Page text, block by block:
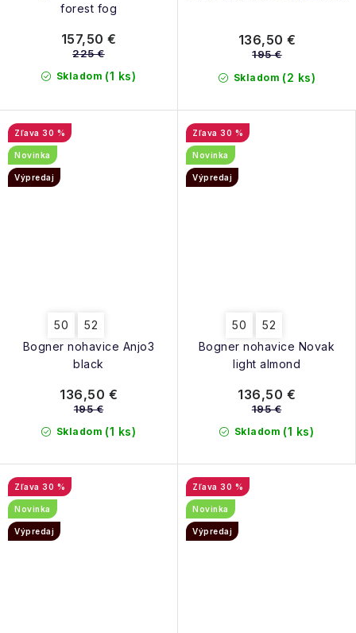
forest fog
Skladom (1 ks)
157,50 €
225 €
Skladom (2 ks)
136,50 €
195 €
Bogner nohavice Anjo3
black
30 %
Novinka
Výpredaj
50 52
Skladom (1 ks)
136,50 €
195 €
Bogner nohavice Novak
light almond
30 %
Novinka
Výpredaj
50 52
Skladom (1 ks)
136,50 €
195 €
30 %
Novinka
Výpredaj
30 %
Novinka
Výpredaj